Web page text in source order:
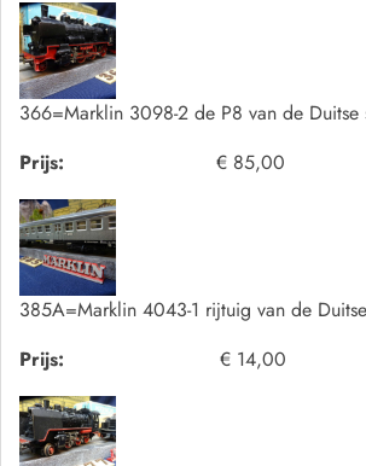
366=Marklin 3098-2 de P8 van de Duitse
Prijs:
€ 85,00
385A=Marklin 4043-1 rijtuig van de
Prijs:
€ 14,00